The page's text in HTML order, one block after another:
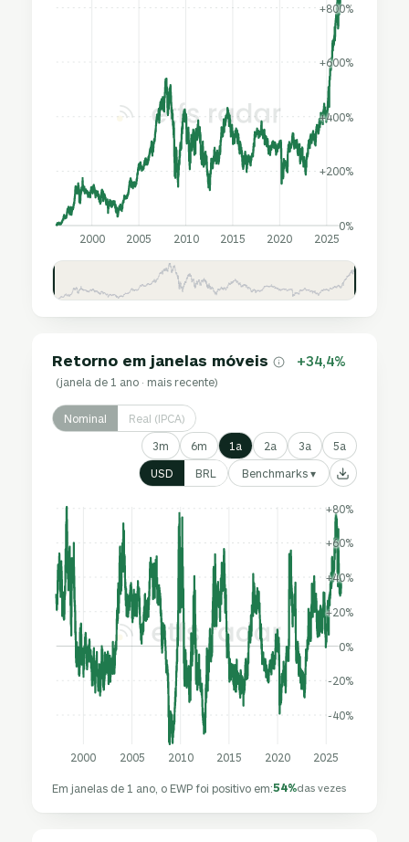
0%
+200%
+400%
+600%
+800%
2000 2005 2010 2015 2020 2025
Retorno em janelas móveis +34,4%
(janela de 1 ano · mais recente)
Nominal Real (IPCA)
3m 6m 1a 2a 3a 5a
USD BRL Benchmarks ▾
-40%
-20%
0%
+20%
+40%
+60%
+80%
2000 2005 2010 2015 2020 2025
Em janelas de 1 ano, o EWP foi positivo em:54%das vezes